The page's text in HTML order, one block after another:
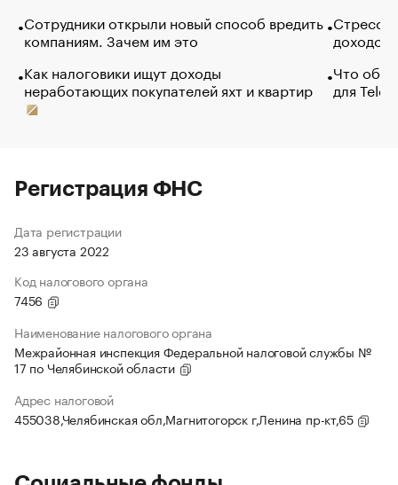
Сотрудники открыли новый способ вредить
компаниям. Зачем им это
Как налоговики ищут доходы
неработающих покупателей яхт и квартир
Стресс
доходов
Что
для
Регистрация ФНС
Дата регистрации
23 августа 2022
Код налогового органа
7456
Наименование налогового органа
Межрайонная инспекция Федеральной налоговой службы №
17 по Челябинской области
Адрес налоговой
455038,Челябинская обл,Магнитогорск г,Ленина пр-кт,65